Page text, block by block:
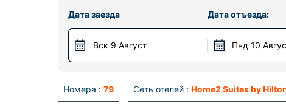
Дата заезда
Вск 9 Август
Дата отъезда:
Пнд 10
Номера : 79 Сеть отелей : Home2 Suites by